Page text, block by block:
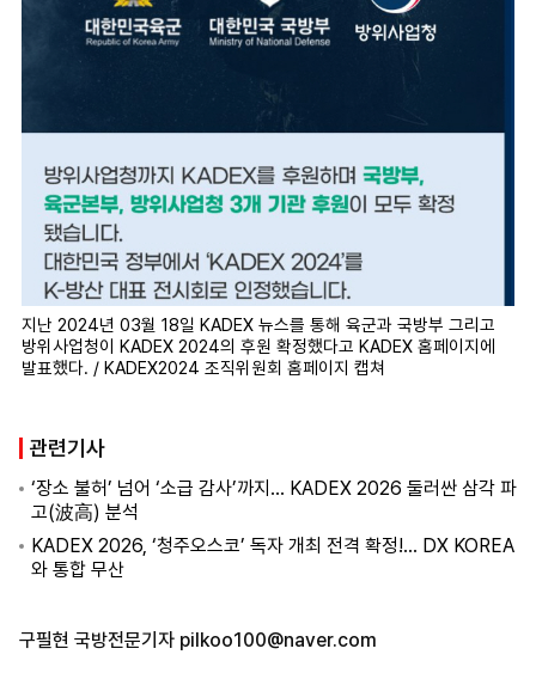
지난 2024년 03월 18일 KADEX 뉴스를 통해 육군과 국방부 그리고
방위사업청이 KADEX 2024의 후원 확정했다고 KADEX 홈페이지에
발표했다. / KADEX2024 조직위원회 홈페이지 캡쳐
관련기사
‘장소 불허’ 넘어 ‘소급 감사’까지… KADEX 2026 둘러싼 삼각 파
고(波高) 분석
KADEX 2026, ‘청주오스코’ 독자 개최 전격 확정!… DX KOREA
와 통합 무산
구필현 국방전문기자 pilkoo100@naver.com